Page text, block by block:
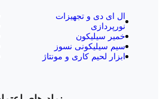
ال‌ ای‌ دی و تجهیزات
نورپردازی
خمیر سیلیکون
سیم سیلیکونی نسوز
ابزار لحیم کاری و مونتاژ